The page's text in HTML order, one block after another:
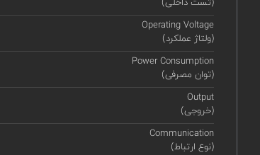
Operating Voltage
(ولتاژ عملکرد)
Power Consumption
(توان مصرفی)
Output
(خروجی)
Communication
(نوع ارتباط)